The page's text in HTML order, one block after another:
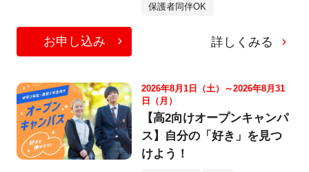
保護者同伴OK
お申し込み 詳しくみる
2026年8月1日（土）～2026年8月31
日（月）
【高2向けオープンキャンパ
ス】自分の「好き」を見つ
けよう！